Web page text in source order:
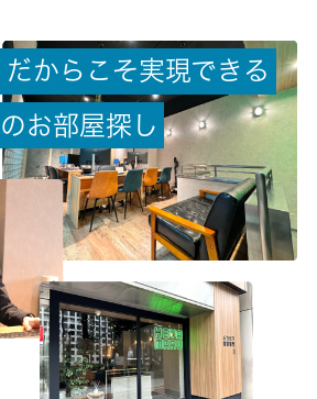
だ か ら こ そ実現で き る
のお部屋探 し